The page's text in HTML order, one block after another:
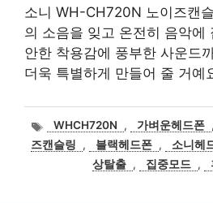
소니 WH-CH720N 노이즈캔
의 소음을 잊고 온전히 음악에
안한 착용감에 풍부한 사운드
더욱 특별하게 만들어 줄 거예
태
그
WHCH720N , 가벼운헤드폰 ,
즈캔슬링
, 블랙헤드폰 , 소니헤
상탈출 , 집중모드 ,